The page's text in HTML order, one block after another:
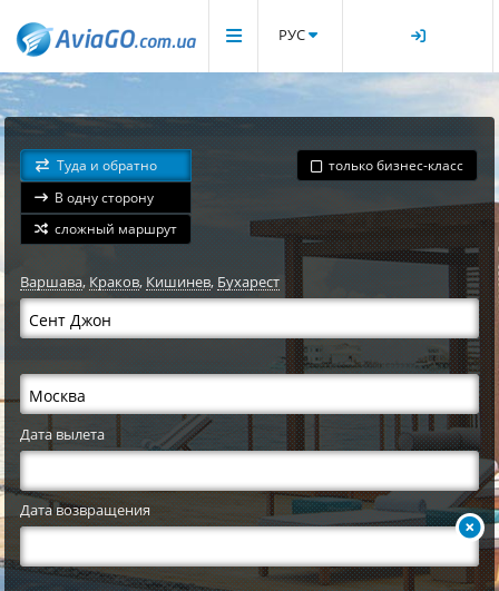
РУС
Туда и обратно
В одну сторону
сложный маршрут
только бизнес-класс
Варшава,Краков, Кишинев, Бухарест
Дата вылета
Дата возвращения